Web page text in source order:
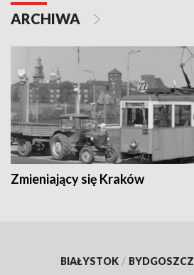
ARCHIWA
Zmieniający się Kraków
BIAŁYSTOK / BYDGOSZCZ